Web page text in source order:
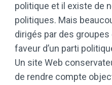
politique et il existe de
politiques. Mais
dirigés par des
faveur d’un parti
Un site Web
de rendre compte